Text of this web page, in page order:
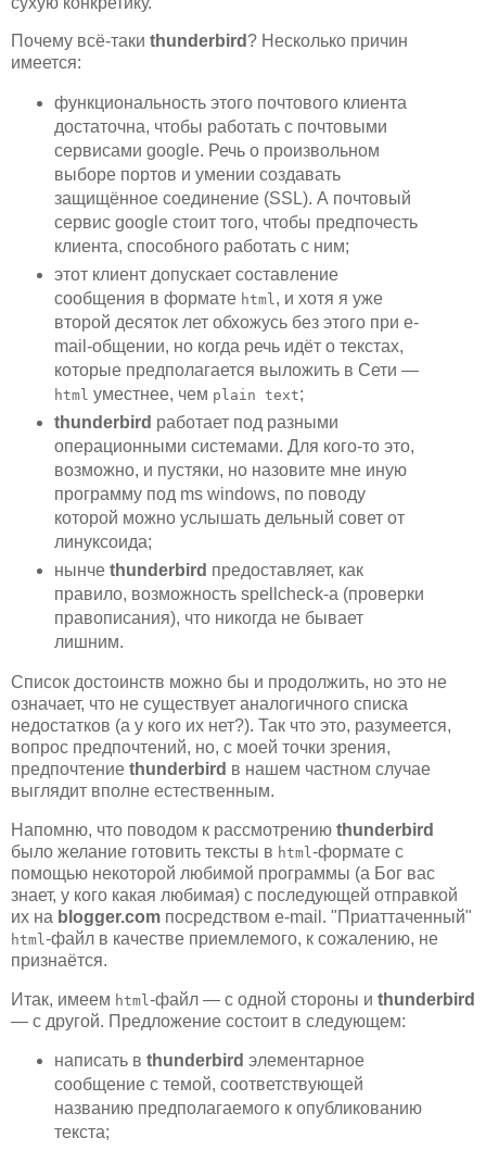
Почему всё-таки thunderbird ? Несколько причин
имеется:
функциональность этого почтового клиента
достаточна, чтобы работать c почтовыми
сервисами google. Речь о произвольном
выборе портов и умении создавать
защищённое соединение (SSL). А почтовый
сервис google стоит того, чтобы предпочесть
клиента, способного работать с ним;
этот клиент допускает составление
сообщения в формате html, и хотя я уже
второй десяток лет обхожусь без этого при e-
mail-общении, но когда речь идёт о текстах,
которые предполагается выложить в Сети —
html уместнее, чем plain text;
thunderbird работает под разными
операционными системами. Для кого-то это,
возможно, и пустяки, но назовите мне иную
программу под ms windows, по поводу
которой можно услышать дельный совет от
линуксоида;
нынче thunderbird предоставляет, как
правило, возможность spellcheck-а (проверки
правописания), что никогда не бывает
лишним.
Список достоинств можно бы и продолжить, но это не
означает, что не существует аналогичного списка
недостатков (а у кого их нет?). Так что это, разумеется,
вопрос предпочтений, но, с моей точки зрения,
предпочтение thunderbird в нашем частном случае
выглядит вполне естественным.
Напомню, что поводом к рассмотрению thunderbird
было желание готовить тексты в html -формате с
помощью некоторой любимой программы (а Бог вас
знает, у кого какая любимая) с последующей отправкой
их на blogger.com посредством e-mail. "Приаттаченный"
html -файл в качестве приемлемого, к сожалению, не
признаётся.
Итак, имеем html -файл — с одной стороны и thunderbird
— с другой. Предложение состоит в следующем:
написать в thunderbird элементарное
сообщение с темой, соответствующей
названию предполагаемого к опубликованию
текста;